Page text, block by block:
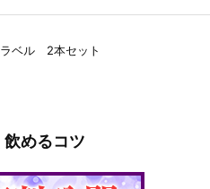
ベル 2本セット
めるコツ